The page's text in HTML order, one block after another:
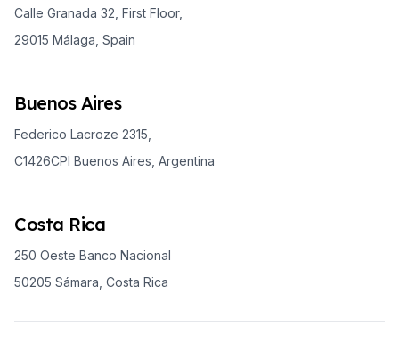
Calle Granada 32, First Floor,
29015 Málaga, Spain
Buenos Aires
Federico Lacroze 2315,
C1426CPI Buenos Aires, Argentina
Costa Rica
250 Oeste Banco Nacional
50205 Sámara, Costa Rica